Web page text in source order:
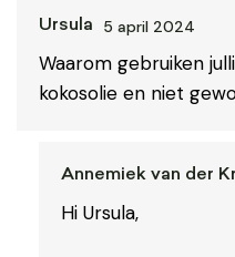
Ursula 5 april 2024
Waarom gebruiken
kokosolie en niet
Annemiek van der
Hi Ursula,